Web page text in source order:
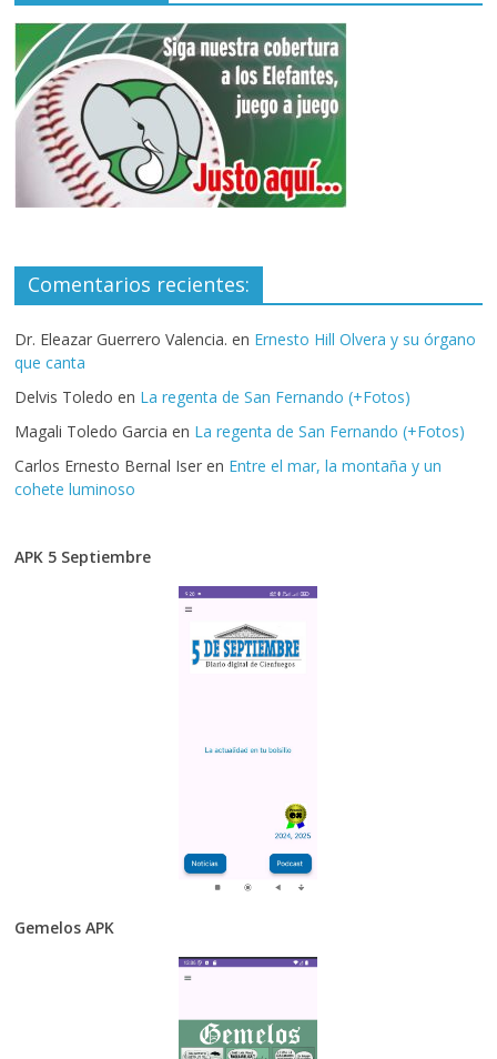
Comentarios recientes:
Dr. Eleazar Guerrero Valencia. en Ernesto Hill Olvera y su órgano
que canta
Delvis Toledo en La regenta de San Fernando (+Fotos)
Magali Toledo Garcia en La regenta de San Fernando (+Fotos)
Carlos Ernesto Bernal Iser en Entre el mar, la montaña y un
cohete luminoso
APK 5 Septiembre
Gemelos APK